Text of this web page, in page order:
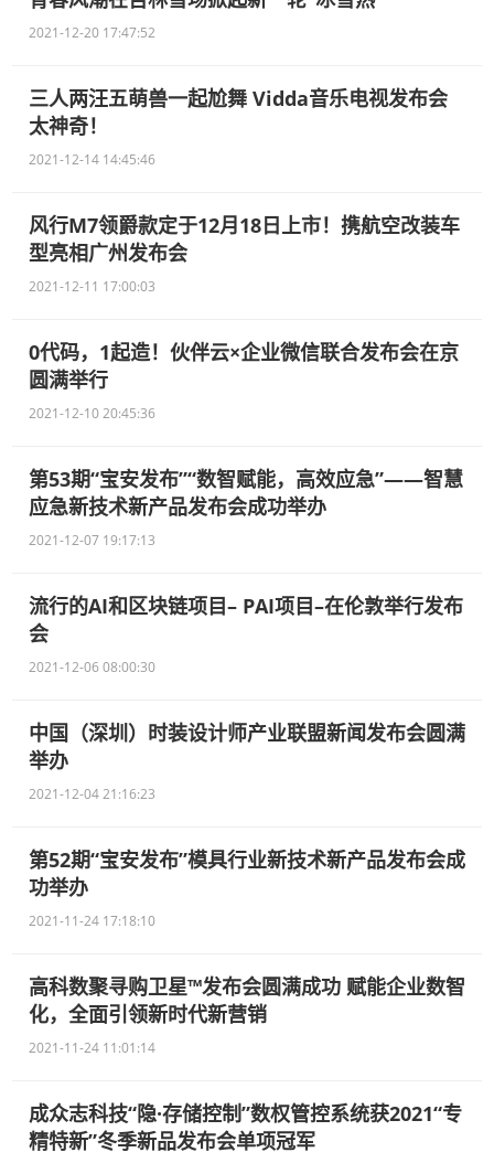
2021-12-20 17:47:52
三人两汪五萌兽一起尬舞 Vidda音乐电视发布会
太神奇！
2021-12-14 14:45:46
风行M7领爵款定于12月18日上市！携航空改装车
型亮相广州发布会
2021-12-11 17:00:03
0代码，1起造！伙伴云×企业微信联合发布会在京
圆满举行
2021-12-10 20:45:36
第53期“宝安发布”“数智赋能，高效应急”——智慧
应急新技术新产品发布会成功举办
2021-12-07 19:17:13
流行的AI和区块链项目– PAI项目–在伦敦举行发布
会
2021-12-06 08:00:30
中国（深圳）时装设计师产业联盟新闻发布会圆满
举办
2021-12-04 21:16:23
第52期“宝安发布”模具行业新技术新产品发布会成
功举办
2021-11-24 17:18:10
高科数聚寻购卫星™发布会圆满成功 赋能企业数智
化，全面引领新时代新营销
2021-11-24 11:01:14
成众志科技“隐·存储控制”数权管控系统获2021“专
精特新”冬季新品发布会单项冠军